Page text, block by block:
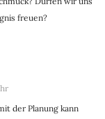
freuen?
der Planung kann